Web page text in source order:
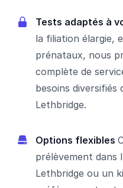
Tests adaptés à
la filiation élargie,
prénataux, nous
complète de
besoins diversifiés
Lethbridge.
Options flexibles
prélèvement dans
Lethbridge ou un